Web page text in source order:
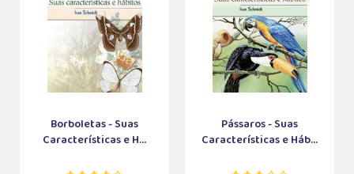
Borboletas - Suas
Características e H...
Pássaros - Suas
Características e Háb...